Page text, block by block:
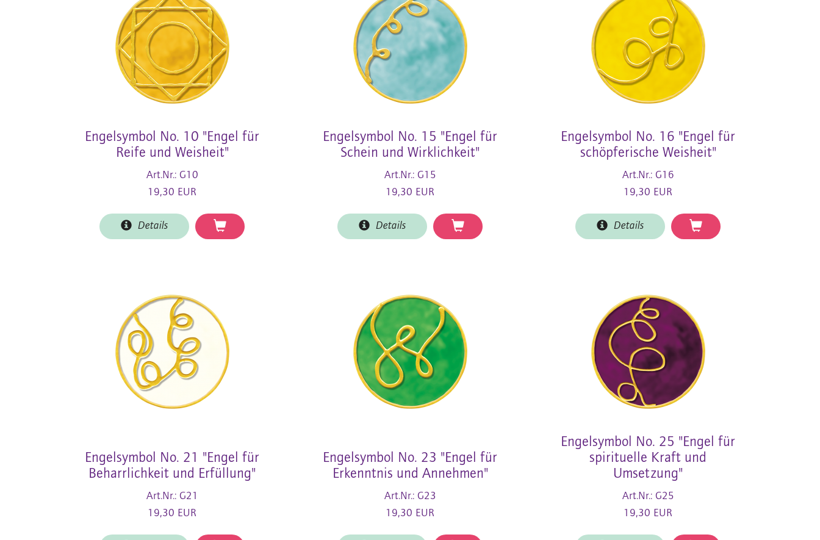
Engelsymbol No. 10 "Engel für
Reife und Weisheit"
Art.Nr.: G10
19,30 EUR
Details
Engelsymbol No. 15 "Engel für
Schein und Wirklichkeit"
Art.Nr.: G15
19,30 EUR
Details
Engelsymbol No. 16 "Engel für
schöpferische Weisheit"
Art.Nr.: G16
19,30 EUR
Details
Engelsymbol No. 21 "Engel für
Beharrlichkeit und Erfüllung"
Art.Nr.: G21
19,30 EUR
Engelsymbol No. 23 "Engel für
Erkenntnis und Annehmen"
Art.Nr.: G23
19,30 EUR
Engelsymbol No. 25 "Engel für
spirituelle Kraft und
Umsetzung"
Art.Nr.: G25
19,30 EUR